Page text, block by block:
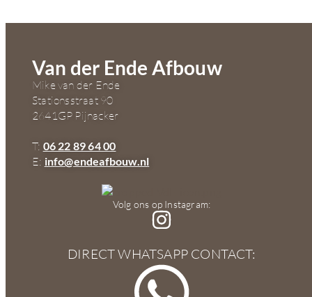
Van der Ende Afbouw
Mike van der Ende
Stationsstraat 90
2641GP Pijnacker
T: 06 22 89 64 00
E: info@endeafbouw.nl
Volg ons op Instagram:
DIRECT WHATSAPP CONTACT: